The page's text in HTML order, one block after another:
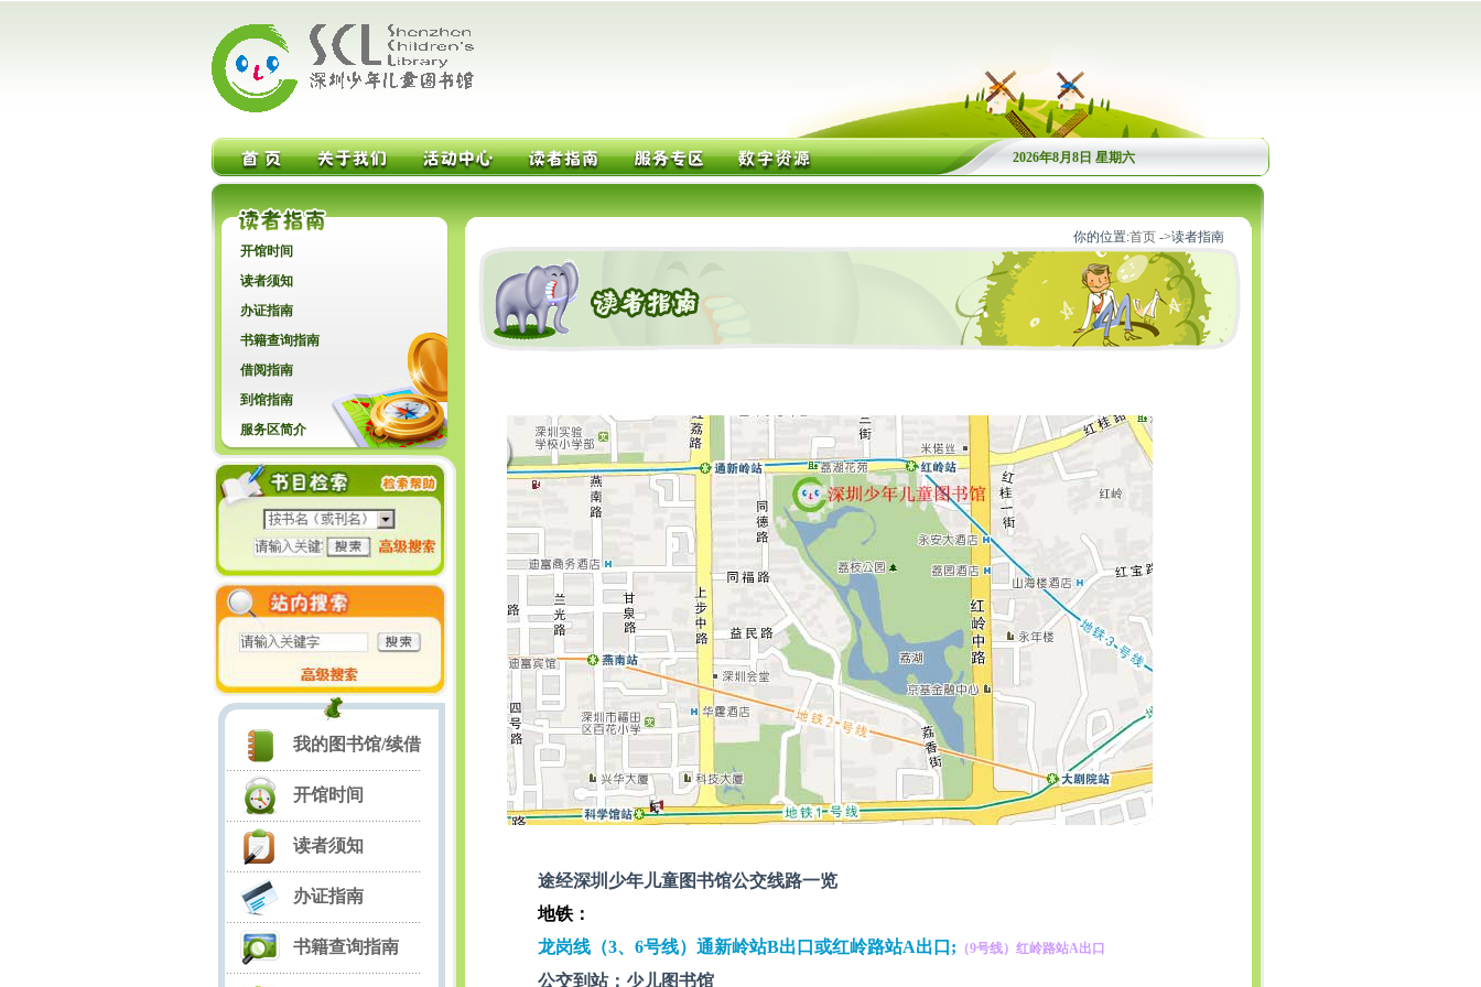
2026年8月8日 星期六
开馆时间
读者须知
办证指南
书籍查询指南
借阅指南
到馆指南
服务区简介
我的图书馆/续借
开馆时间
读者须知
办证指南
书籍查询指南
你的位置:首页 ->读者指南
途经深圳少年儿童图书馆公交线路一览
地铁：
龙岗线（3、6号线）通新岭站B出口或红岭路站A出口; （9号线）红岭路站A出口
公交到站：少儿图书馆